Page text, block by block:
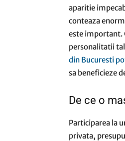
aparitie
conteaza
este important.
personalitatii
din Bucuresti
sa beneficieze
De ce o
Participarea la
privata,